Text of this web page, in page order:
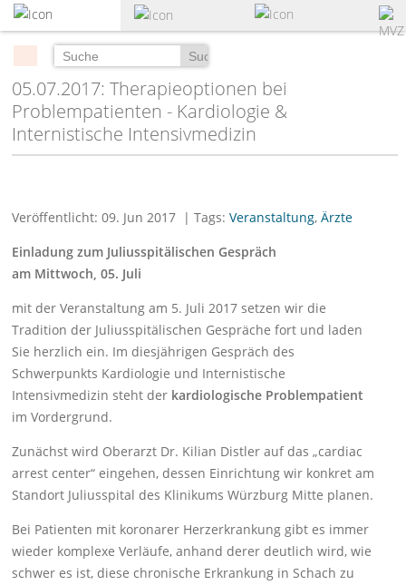
zum
Hauptinhalt
Suchen
05.07.2017: Therapieoptionen bei
Problempatienten - Kardiologie &
Internistische Intensivmedizin
Veröffentlicht: 09. Jun 2017 | Tags:Veranstaltung,Ärzte
Einladung zum Juliusspitälischen Gespräch
am Mittwoch, 05. Juli
mit der Veranstaltung am 5. Juli 2017 setzen wir die
Tradition der Juliusspitälischen Gespräche fort und laden
Sie herzlich ein. Im diesjährigen Gespräch des
Schwerpunkts Kardiologie und Internistische
Intensivmedizin steht der kardiologische Problempatient
im Vordergrund.
Zunächst wird Oberarzt Dr. Kilian Distler auf das „cardiac
arrest center“ eingehen, dessen Einrichtung wir konkret am
Standort Juliusspital des Klinikums Würzburg Mitte planen.
Bei Patienten mit koronarer Herzerkrankung gibt es immer
wieder komplexe Verläufe, anhand derer deutlich wird, wie
schwer es ist, diese chronische Erkrankung in Schach zu